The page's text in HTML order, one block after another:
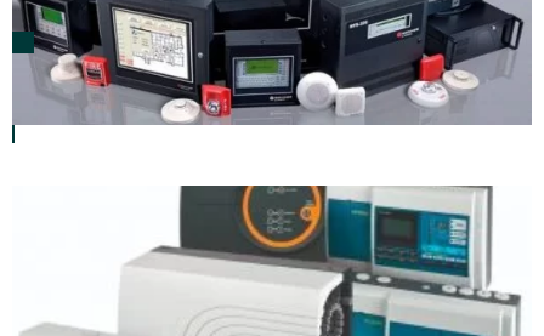
Sistemas de Detecção e Alarme de Incêndio
Endereçável